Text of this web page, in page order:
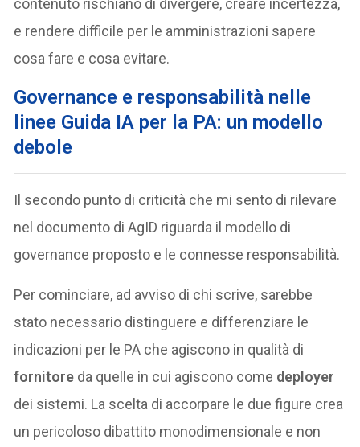
e rendere difficile per le amministrazioni sapere
cosa fare e cosa evitare.
Governance e responsabilità nelle
linee Guida IA per la PA: un modello
debole
Il secondo punto di criticità che mi sento di rilevare
nel documento di AgID riguarda il modello di
governance proposto e le connesse responsabilità.
Per cominciare, ad avviso di chi scrive, sarebbe
stato necessario distinguere e differenziare le
indicazioni per le PA che agiscono in qualità di
fornitore da quelle in cui agiscono come deployer
dei sistemi. La scelta di accorpare le due figure crea
un pericoloso dibattito monodimensionale e non